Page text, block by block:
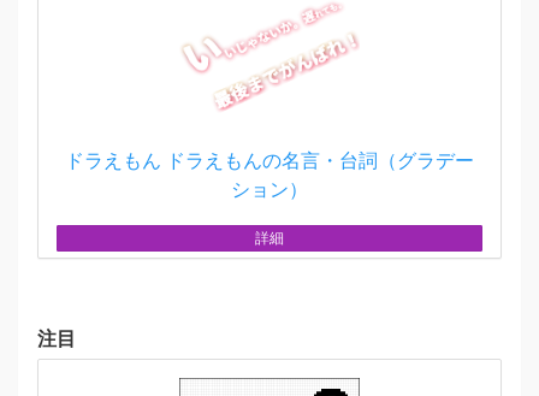
ドラえもん ドラえもんの名言・台詞（グラデー
ション）
詳細
注目